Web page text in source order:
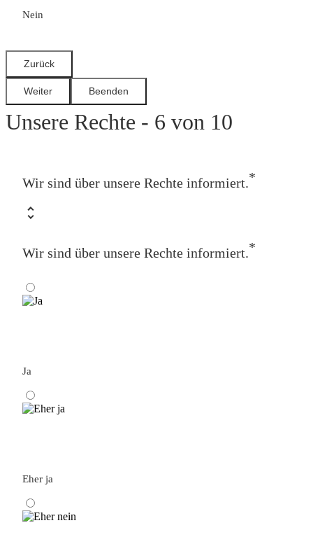
Nein
Unsere Rechte - 6 von 10
Wir sind über unsere Rechte informiert.*
Wir sind über unsere Rechte informiert.*
Ja
Eher ja